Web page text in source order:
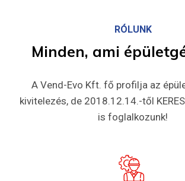
RÓLUNK
Minden, ami
A Vend-Evo Kft. fő profilja az
kivitelezés, de 2018.12.14.-től
is foglalkozunk!